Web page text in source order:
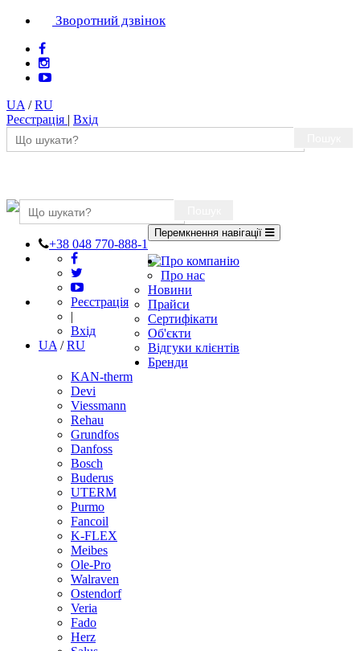
Зворотний дзвінок
UA /RU
Реєстрація | Вхід
+38 048 770-888-1
Реєстрація
|
Вхід
UA /RU
Перемкнення навігації
Про компанію
Про нас
Новини
Прайси
Сертифікати
Об'єкти
Відгуки клієнтів
Бренди
KAN-therm
Devi
Viessmann
Rehau
Grundfos
Danfoss
Bosch
Buderus
UTERM
Purmo
Fancoil
K-FLEX
Meibes
Ole-Pro
Walraven
Ostendorf
Veria
Fado
Herz